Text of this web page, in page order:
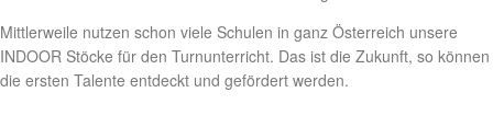
Mittlerweile nutzen schon viele Schulen in ganz Österreich unsere
INDOOR Stöcke für den Turnunterricht. Das ist die Zukunft, so können
die ersten Talente entdeckt und gefördert werden.